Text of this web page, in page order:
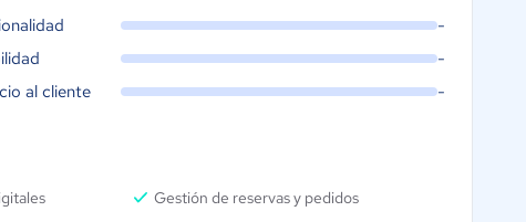
-
-
al cliente
-
Gestión de reservas y pedidos